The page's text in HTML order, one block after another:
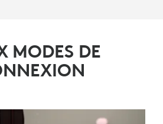
MODES DE